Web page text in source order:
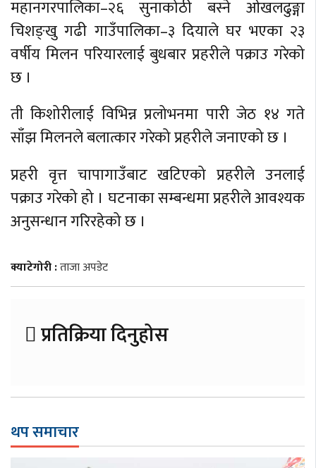
महानगरपालिका–२६ सुनाकोठी बस्ने ओखलढुङ्गा
चिशङ्खु गढी गाउँपालिका–३ दियाले घर भएका २३
वर्षीय मिलन परियारलाई बुधबार प्रहरीले पक्राउ गरेको
छ ।
ती किशोरीलाई विभिन्न प्रलोभनमा पारी जेठ १४ गते
साँझ मिलनले बलात्कार गरेको प्रहरीले जनाएको छ ।
प्रहरी वृत्त चापागाउँबाट खटिएको प्रहरीले उनलाई
पक्राउ गरेको हो । घटनाका सम्बन्धमा प्रहरीले आवश्यक
अनुसन्धान गरिरहेको छ ।
क्याटेगोरी :ताजा अपडेट
प्रतिक्रिया दिनुहोस
थप समाचार